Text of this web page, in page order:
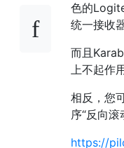
色的
统一接收器
而且
上不起作用
相反，您
序“反向滚
https://